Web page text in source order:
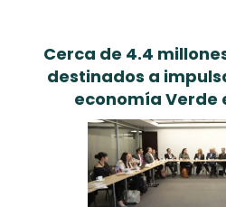
Cerca de 4.4
destinados a
economía Verde